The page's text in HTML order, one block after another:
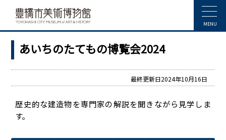
MENU
あいちのたてもの博覧会2024
最終更新日2024年10月16日
歴史的な建造物を専門家の解説を聞きながら見学しま
す。